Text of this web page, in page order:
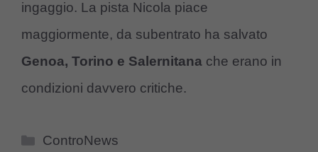
ingaggio. La pista Nicola piace
maggiormente, da subentrato ha salvato
Genoa, Torino e Salernitana che erano in
condizioni davvero critiche.
Categorie
ControNews